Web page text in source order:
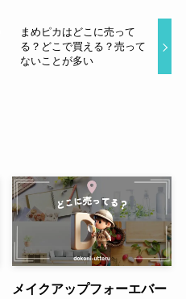
まめピカはどこに売って
る？どこで買える？売って
ないことが多い
メイクアップフォーエバー